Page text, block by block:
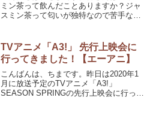
ミン茶って飲んだことありますか？ジャ
スミン茶って匂いが独特なので苦手な方
いお茶なんです！今回はそんなジャスミ
ン茶のすごい所を簡単にご...
TVアニメ「A3!」 先行上映会に
行ってきました！【エーアニ】
こんばんは、ちまです。昨日は2020年1
月に放送予定のTVアニメ「A3!」
SEASON SPRINGの先行上映会に行って